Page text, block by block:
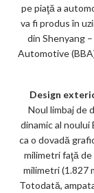
pe piaţă a
va fi produs în
din Shenyang
Automotive
Design
Noul limbaj de
dinamic al noului
ca o dovadă
milimetri faţă de
milimetri (1.827
Totodată,